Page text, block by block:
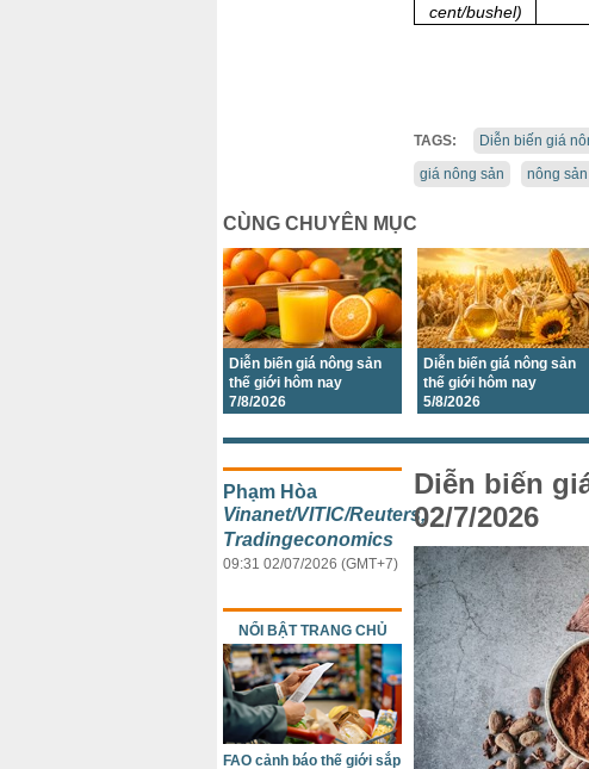
cent/bushel)
TAGS: Diễn biến giá
giá nông sản
nông
CÙNG CHUYÊN MỤC
Diễn biến giá nông sản
thế giới hôm nay
7/8/2026
Diễn biến giá nông sản
thế giới hôm nay
5/8/2026
Diễn biến
02/7/2026
Phạm Hòa
Vinanet/VITIC/Reuters,
Tradingeconomics
09:31 02/07/2026 (GMT+7)
NỔI BẬT TRANG CHỦ
FAO cảnh báo thế giới sắp